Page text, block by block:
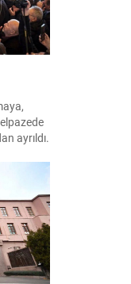
ayrıldı.
yarattı.